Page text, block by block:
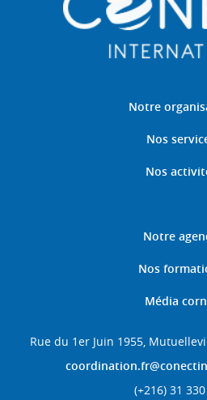
Notre
Nos
Nos
Notre
Nos
Média
Rue du 1er Juin 1955,
(+216) 31